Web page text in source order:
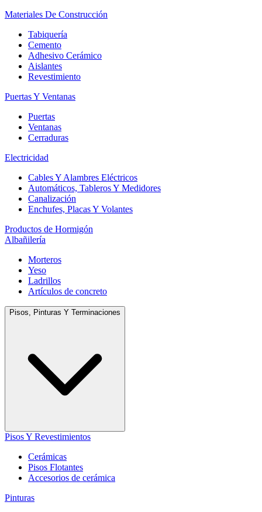
Materiales De Construcción
Tabiquería
Cemento
Adhesivo Cerámico
Aislantes
Revestimiento
Puertas Y Ventanas
Puertas
Ventanas
Cerraduras
Electricidad
Cables Y Alambres Eléctricos
Automáticos, Tableros Y Medidores
Canalización
Enchufes, Placas Y Volantes
Productos de Hormigón
Albañilería
Morteros
Yeso
Ladrillos
Artículos de concreto
Pisos, Pinturas Y Terminaciones
Pisos Y Revestimientos
Cerámicas
Pisos Flotantes
Accesorios de cerámica
Pinturas